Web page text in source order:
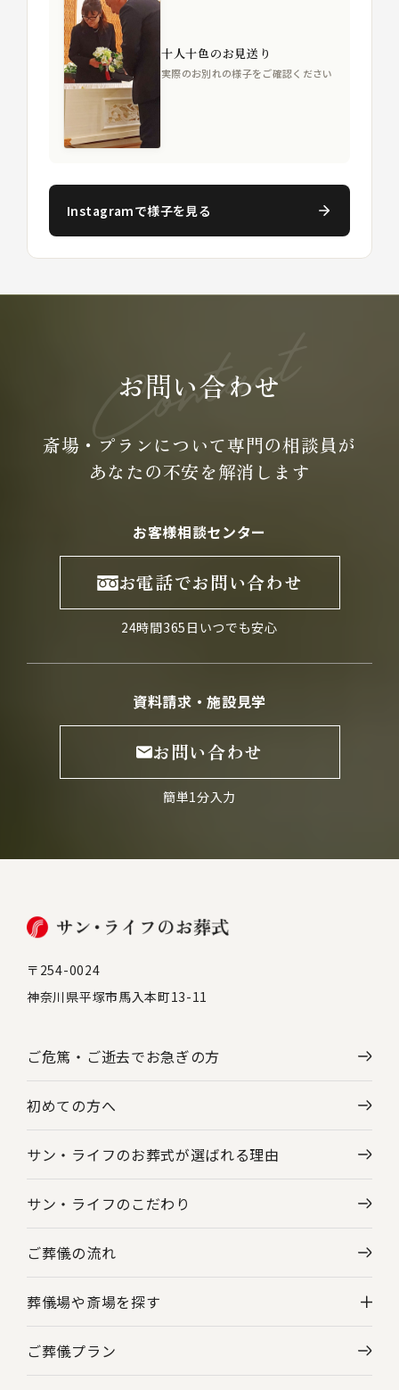
十人十色のお見送り
実際のお別れの様子をご確認ください
Instagramで様子を見る
お問い合わせ
斎場・プランについて専門の相談員が
あなたの不安を解消します
お客様相談センター
お電話でお問い合わせ
24時間365日いつでも安心
資料請求・施設見学
お問い合わせ
簡単1分入力
〒254-0024
神奈川県平塚市馬入本町13-11
ご危篤・ご逝去でお急ぎの方
初めての方へ
サン・ライフのお葬式が選ばれる理由
サン・ライフのこだわり
ご葬儀の流れ
葬儀場や斎場を探す
神奈川県の葬儀場・斎場一覧
ご葬儀プラン